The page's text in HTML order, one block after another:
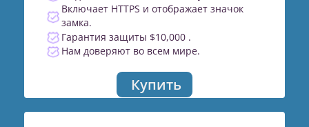
Включает HTTPS и отображает значок
замка.
Гарантия защиты $10,000 .
Нам доверяют во всем мире.
Купить